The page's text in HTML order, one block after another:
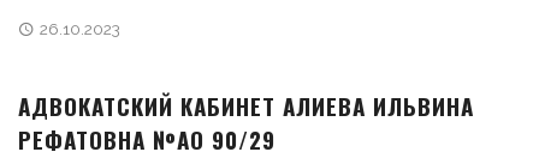
26.10.2023
АДВОКАТСКИЙ КАБИНЕТ АЛИЕВА ИЛЬВИНА
РЕФАТОВНА №АО 90/29